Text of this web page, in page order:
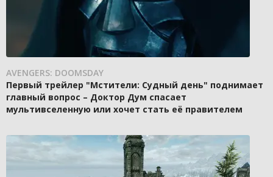
AVENGERS: DOOMSDAY
Первый трейлер "Мстители: Судный день" поднимает
главный вопрос – Доктор Дум спасает
мультивселенную или хочет стать её правителем